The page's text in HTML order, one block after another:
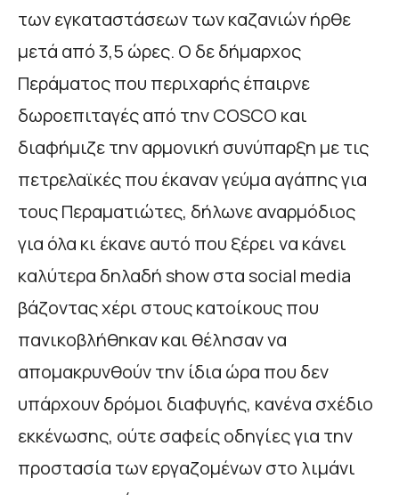
των εγκαταστάσεων των καζανιών ήρθε
μετά από 3,5 ώρες. Ο δε δήμαρχος
Περάματος που περιχαρής έπαιρνε
δωροεπιταγές από την COSCO και
διαφήμιζε την αρμονική συνύπαρξη με τις
πετρελαϊκές που έκαναν γεύμα αγάπης για
τους Περαματιώτες, δήλωνε αναρμόδιος
για όλα κι έκανε αυτό που ξέρει να κάνει
καλύτερα δηλαδή show στα social media
βάζοντας χέρι στους κατοίκους που
πανικοβλήθηκαν και θέλησαν να
απομακρυνθούν την ίδια ώρα που δεν
υπάρχουν δρόμοι διαφυγής, κανένα σχέδιο
εκκένωσης, ούτε σαφείς οδηγίες για την
προστασία των εργαζομένων στο λιμάνι